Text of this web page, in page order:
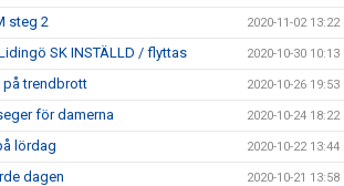
steg 2 2020-11-02 13:22
SK INSTÄLLD / flyttas 2020-10-30 10:13
på trendbrott 2020-10-26 19:53
för damerna 2020-10-24 18:22
lördag 2020-10-22 13:44
dagen 2020-10-21 13:58